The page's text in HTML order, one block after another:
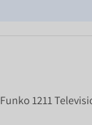
Funko 1211